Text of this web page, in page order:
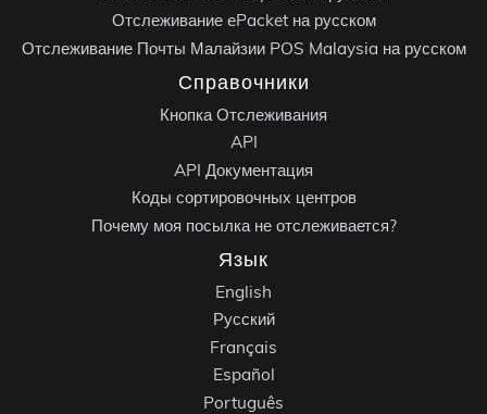
Отслеживание ePacket на русском
Отслеживание Почты Малайзии POS Malaysia на русском
Справочники
Кнопка Отслеживания
API
API Документация
Коды сортировочных центров
Почему моя посылка не отслеживается?
Язык
English
Русский
Français
Español
Português